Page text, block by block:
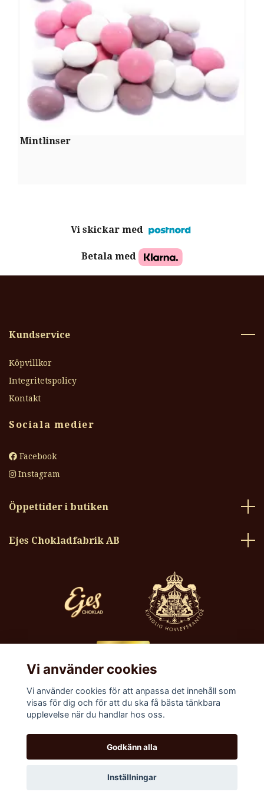
Vi skickar med
Betala med
Mintlinser
Kundservice
Köpvillkor
Integritetspolicy
Kontakt
Sociala medier
Facebook
Instagram
Öppettider i butiken
Ejes Chokladfabrik AB
© 2026 Ejes Choklad – Köp handgjorda praliner här
Vi använder cookies
Vi använder cookies för att anpassa det innehåll som
visas för dig och för att du ska få bästa tänkbara
upplevelse när du handlar hos oss.
Godkänn alla
Inställningar